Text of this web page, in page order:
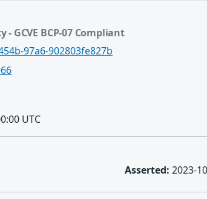
GCVE BCP-07 Compliant
97a6-902803fe827b
UTC
Asserted: 2023-